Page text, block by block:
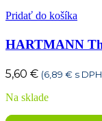
Pridať do košíka
HARTMANN
5,60 € (6,89 € s
Na sklade